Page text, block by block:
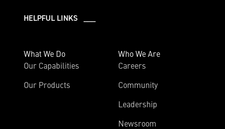
HELPFUL LINKS ___
What We Do
Our Capabilities
Our Products
Who We Are
Careers
Community
Leadership
Newsroom